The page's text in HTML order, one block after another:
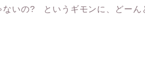
ないの? というギモンに、どーん